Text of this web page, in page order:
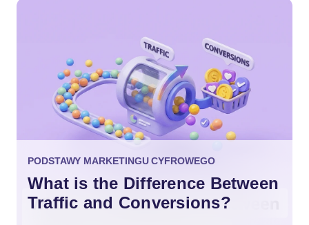
PODSTAWY MARKETINGU CYFROWEGO
What is the Difference Between
Traffic and Conversions?